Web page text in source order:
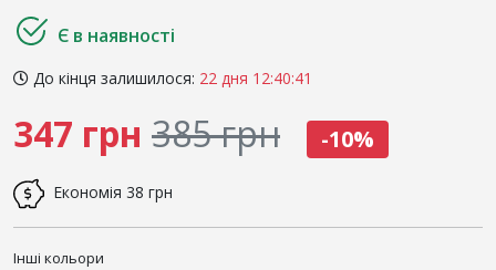
Є в наявності
До кінця залишилося: 22 дня 12:40:41
347 грн 385 грн -10%
Економія 38 грн
Інші кольори